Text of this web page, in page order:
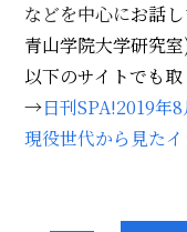
などを中心にお話
青山学院大学研究室)
以下のサイトでも取
→日刊SPA!2019年
現役世代から見た